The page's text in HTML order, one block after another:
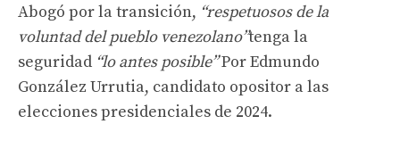
Abogó por la transición, “respetuosos de la
voluntad del pueblo venezolano”tenga la
seguridad “lo antes posible”Por Edmundo
González Urrutia, candidato opositor a las
elecciones presidenciales de 2024.